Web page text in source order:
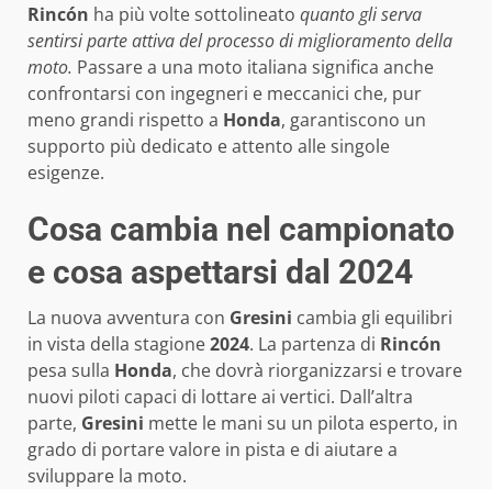
Rincón ha più volte sottolineato quanto gli serva
sentirsi parte attiva del processo di miglioramento della
moto. Passare a una moto italiana significa anche
confrontarsi con ingegneri e meccanici che, pur
meno grandi rispetto a Honda, garantiscono un
supporto più dedicato e attento alle singole
esigenze.
Cosa cambia nel campionato
e cosa aspettarsi dal 2024
La nuova avventura con Gresini cambia gli equilibri
in vista della stagione2024. La partenza di Rincón
pesa sulla Honda, che dovrà riorganizzarsi e trovare
nuovi piloti capaci di lottare ai vertici. Dall’altra
parte, Gresini mette le mani su un pilota esperto, in
grado di portare valore in pista e di aiutare a
sviluppare la moto.